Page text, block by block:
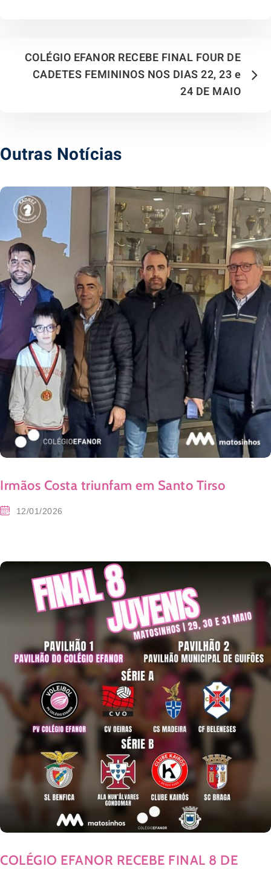
COLÉGIO EFANOR RECEBE FINAL FOUR DE
CADETES FEMININOS NOS DIAS 22, 23 e
24 DE MAIO
Outras Notícias
Irmãos Costa triunfam em Santo Tirso
12/01/2026
COLÉGIO EFANOR RECEBE FINAL 8 DE